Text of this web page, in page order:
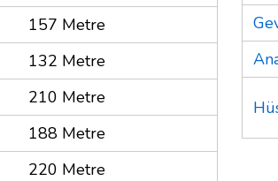
157 Metre
132 Metre
210 Metre
188 Metre
220 Metre